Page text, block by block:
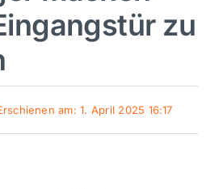
zu
am: 1. April 2025 16:17